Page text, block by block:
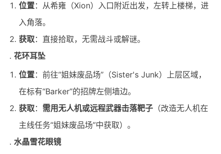
位置：从希雍（Xion）入口附近出发，左转上楼梯，进
入角落。
获取：直接拾取，无需战斗或解谜。
花环耳坠
位置：前往“姐妹废品场”（Sister's Junk）上层区域，
在标有“Barker”的招牌左侧墙边。
获取： 需用无人机或远程武器击落靶子（改造无人机在
主线任务“姐妹废品场”中获取）。
水晶雪花眼镜